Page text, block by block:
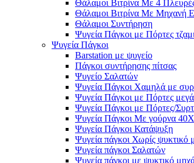
Θάλαμοι Βιτρίνα Με 4
Θάλαμοι Βιτρίνα Με Μηχανή
Θάλαμοι Συντήρηση
Ψυγεία Πάγκοι με Πόρτες
Ψυγεία Πάγκοι
Barstation με ψυγείο
Πάγκοι συντήρησης πίτσας
Ψυγείο Σαλατών
Ψυγεία Πάγκοι Χαμηλά με
Ψυγεία Πάγκοι με Πόρτες
Ψυγεία Πάγκοι με Πόρτες/
Ψυγεία Πάγκοι Με γούρνα
Ψυγεία Πάγκοι Κατάψυξη
Ψυγεία πάγκοι Χωρίς ψυκτικό
Ψυγεία πάγκοι Σαλατών
Ψυγεία πάγκοι με ψυκτικό